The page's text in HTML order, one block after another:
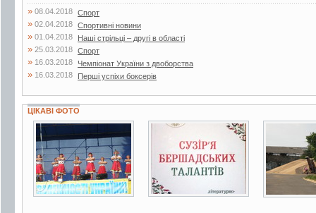
» 08.04.2018 Спорт
» 02.04.2018 Спортивні новини
» 01.04.2018 Наші стрільці – другі в області
» 25.03.2018 Спорт
» 16.03.2018 Чемпіонат України з двоборства
» 16.03.2018 Перші успіхи боксерів
ЦІКАВІ ФОТО
2 фото